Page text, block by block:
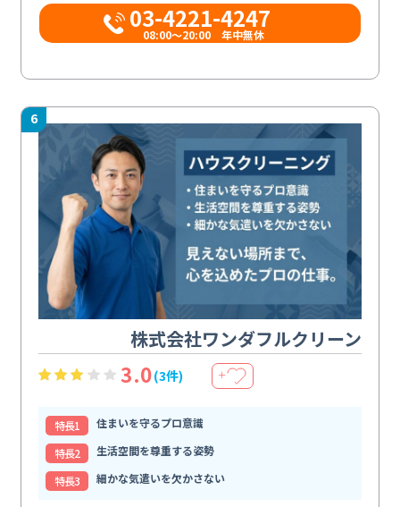
03-4221-4247
08:00～20:00 年中無休
6
株式会社ワンダフルクリーン
3.0(3件) ＋
特⻑1
住まいを守るプロ意識
特⻑2
生活空間を尊重する姿勢
特⻑3
細かな気遣いを欠かさない